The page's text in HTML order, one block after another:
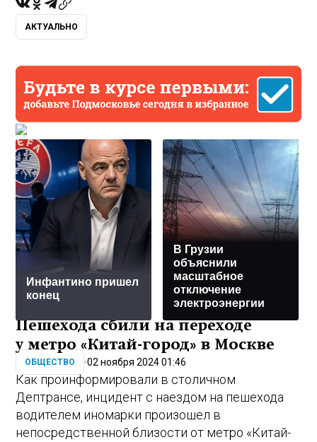
АКТУАЛЬНО
Инфантино пришел
конец
В Грузии
объяснили
масштабное
отключение
электроэнергии
Пешехода сбили на переходе
у метро «Китай-город» в Москве
ОБЩЕСТВО 02 ноября 2024 01:46
Как проинформировали в столичном
Дептрансе, инцидент с наездом на пешехода
водителем иномарки произошел в
непосредственной близости от метро «Китай-